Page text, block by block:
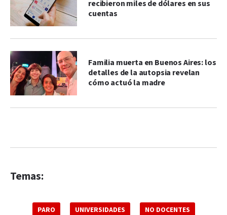
recibieron miles de dólares en sus
cuentas
Familia muerta en Buenos Aires: los
detalles de la autopsia revelan
cómo actuó la madre
Temas:
PARO UNIVERSIDADES NO DOCENTES